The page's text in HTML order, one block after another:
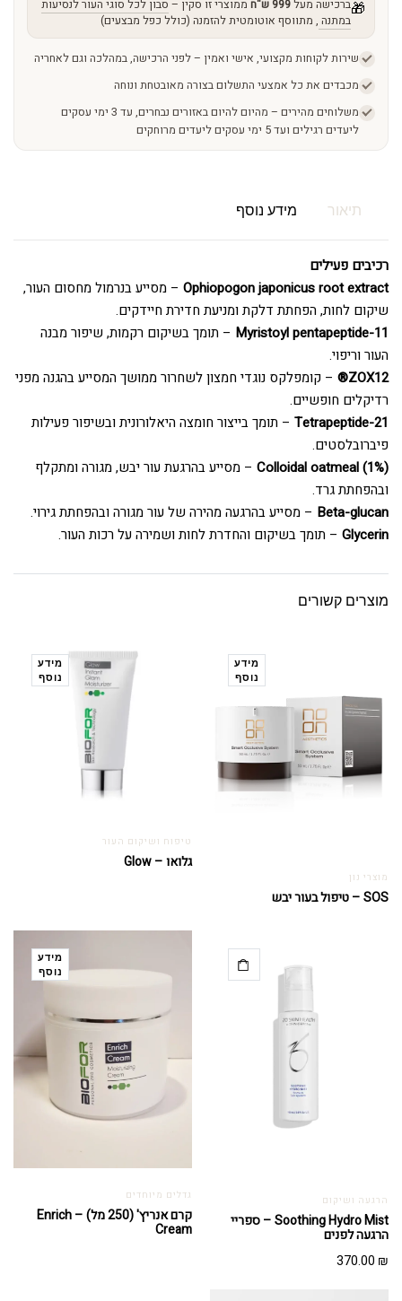
🎁ברכישה מעל999 ש"ח ממוצרי זו סקין – סבון לכל סוגי העור לנסיעות
במתנה , מתווסף אוטומטית להזמנה (כולל כפל מבצעים)
שירות לקוחות מקצועי, אישי ואמין – לפני הרכישה, במהלכה וגם לאחריה
מכבדים את כל אמצעי התשלום בצורה מאובטחת ונוחה
משלוחים מהירים – מהיום להיום באזורים נבחרים, עד 3 ימי עסקים
ליעדים רגילים ועד 5 ימי עסקים ליעדים מרוחקים
תיאור מידע נוסף
רכיבים פעילים
Ophiopogon japonicus root extract – מסייע בנרמול מחסום העור,
שיקום לחות, הפחתת דלקת ומניעת חדירת חיידקים.
Myristoyl pentapeptide-11 – תומך בשיקום רקמות, שיפור מבנה
העור וריפוי.
ZOX12®
– קומפלקס נוגדי חמצון לשחרור ממושך המסייע בהגנה מפני
רדיקלים חופשיים.
Tetrapeptide-21 – תומך בייצור חומצה היאלורונית ובשיפור פעילות
פיברובלסטים.
Colloidal oatmeal (1%) – מסייע בהרגעת עור יבש, מגורה ומתקלף
ובהפחתת גרד.
Beta-glucan – מסייע בהרגעה מהירה של עור מגורה ובהפחתת גירוי.
Glycerin – תומך בשיקום והחדרת לחות ושמירה על רכות העור.
מוצרים קשורים
מידע
נוסף
מוצרי נון
SOS – טיפול בעור יבש
מידע
נוסף
טיפוח ושיקום העור
גלואו – Glow
הרגעה ושיקום
Soothing Hydro Mist – ספריי
הרגעה לפנים
370.00 ₪
מידע
נוסף
גדלים מיוחדים
קרם אנריץ' (250 מל) – Enrich
Cream